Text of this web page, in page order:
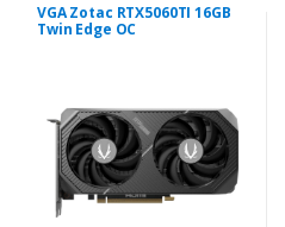
VGA Zotac RTX5060TI 16GB
Twin Edge OC